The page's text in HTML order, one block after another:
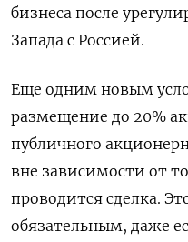
бизнеса после
Запада с Россией.
Еще одним новым
размещение до 20%
публичного
вне зависимости от
проводится сделка.
обязательным, даже